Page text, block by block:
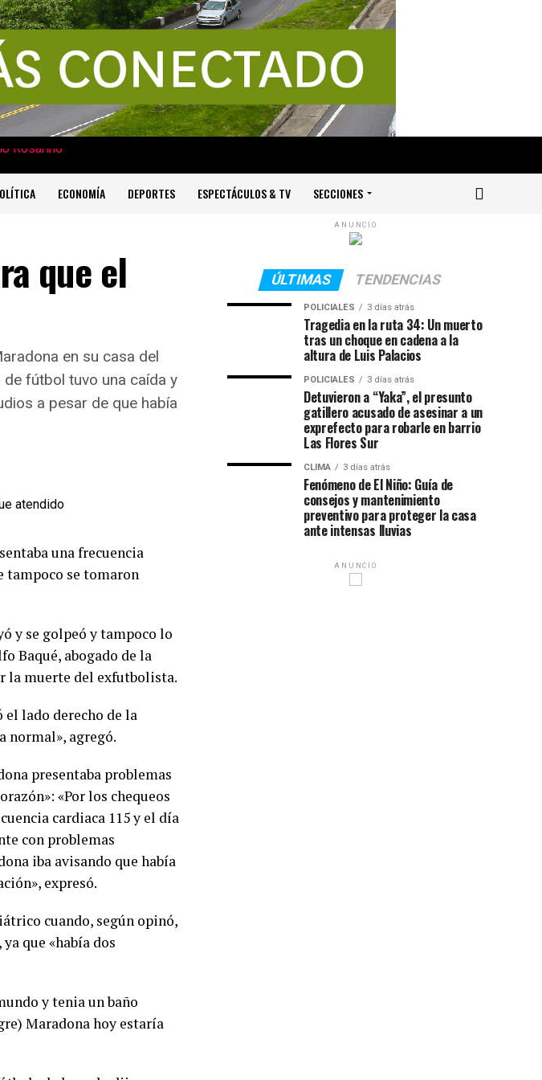
ECONOMÍA DEPORTES ESPECTÁCULOS & TV SECCIONES
que el
en su casa del
fútbol tuvo una caída y
a pesar de que había
una frecuencia
tampoco se tomaron
y se golpeó y tampoco lo
Baqué, abogado de la
la muerte del exfutbolista.
el lado derecho de la
normal», agregó.
presentaba problemas
«Por los chequeos
cardiaca 115 y el día
con problemas
iba avisando que había
expresó.
cuando, según opinó,
que «había dos
y tenia un baño
Maradona hoy estaría
ANUNCIO
ÚLTIMAS TENDENCIAS
POLICIALES 3 días atrás
Tragedia en la ruta 34: Un muerto
tras un choque en cadena a la
altura de Luis Palacios
POLICIALES 3 días atrás
Detuvieron a “Yaka”, el presunto
gatillero acusado de asesinar a un
exprefecto para robarle en barrio
Las Flores Sur
CLIMA 3 días atrás
Fenómeno de El Niño: Guía de
consejos y mantenimiento
preventivo para proteger la casa
ante intensas lluvias
ANUNCIO